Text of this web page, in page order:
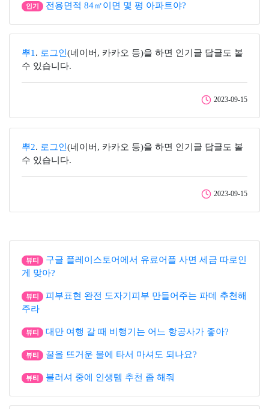
인기 전용면적 84㎡이면 몇 평 아파트야?
뿌1 . 로그인 (네이버, 카카오 등)을 하면 인기글 답글도 볼
수 있습니다.
2023-09-15
뿌2. 로그인 (네이버, 카카오 등)을 하면 인기글 답글도 볼
수 있습니다.
2023-09-15
뷰티
구글 플레이스토어에서 유료어플 사면 세금 따로인
게 맞아?
뷰티
피부표현 완전 도자기피부 만들어주는 파데 추천해
주라
뷰티 대만 여행 갈 때 비행기는 어느 항공사가 좋아?
뷰티 꿀을 뜨거운 물에 타서 마셔도 되나요?
뷰티 블러셔 중에 인생템 추천 좀 해줘